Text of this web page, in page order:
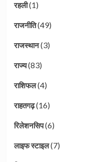
रहली(1)
राजनीति(49)
राजस्थान(3)
राज्य(83)
राशिफल(4)
राहतगढ़(16)
रिलेशनसिप(6)
लाइफ स्टाइल(7)